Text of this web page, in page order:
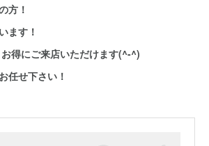
方！
ます！
得にご来店いただけます(^-^)
任せ下さい！